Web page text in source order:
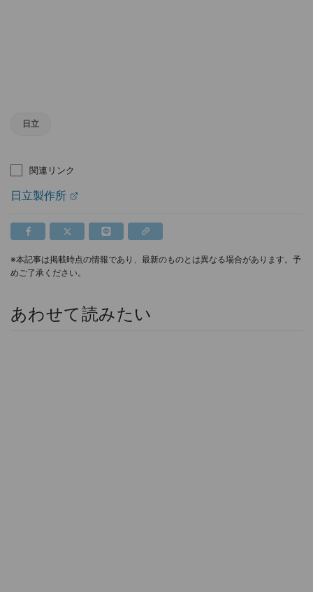
日立
関連リンク
日立製作所
※本記事は掲載時点の情報であり、最新のものとは異なる場合があります。予
めご了承ください。
あわせて読みたい